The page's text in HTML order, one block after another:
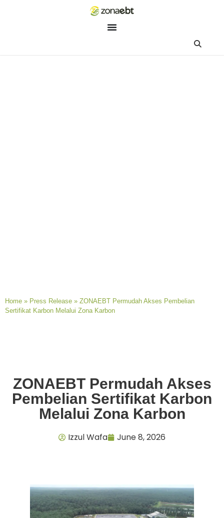
Home » Press Release » ZONAEBT Permudah Akses Pembelian
Sertifikat Karbon Melalui Zona Karbon
ZONAEBT Permudah Akses
Pembelian Sertifikat Karbon
Melalui Zona Karbon
Izzul Wafa June 8, 2026